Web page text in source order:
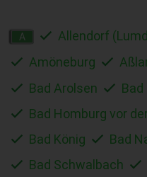
A Allendorf
Amöneburg
Bad Arolsen
Bad
Bad Homburg vor
Bad König
Bad
Bad Schwalbach